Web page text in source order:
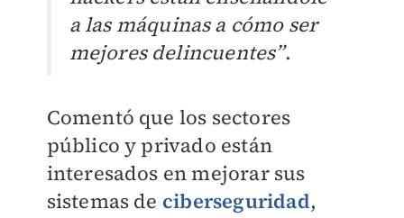
a las máquinas a cómo ser
mejores delincuentes”.
Comentó que los sectores
público y privado están
interesados en mejorar sus
sistemas de ciberseguridad,